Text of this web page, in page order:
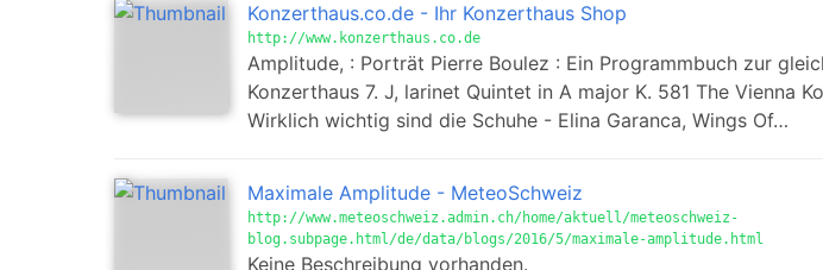
Konzerthaus.co.de - Ihr Konzerthaus Shop
http://www.konzerthaus.co.de
Amplitude, : Porträt Pierre Boulez : Ein Programmbuch zur
Konzerthaus 7. J, larinet Quintet in A major K. 581 The Vienna
Wirklich wichtig sind die Schuhe - Elina Garanca, Wings Of…
Maximale Amplitude - MeteoSchweiz
http://www.meteoschweiz.admin.ch/home/aktuell/meteoschweiz-
blog.subpage.html/de/data/blogs/2016/5/maximale-amplitude.html
Keine Beschreibung vorhanden.